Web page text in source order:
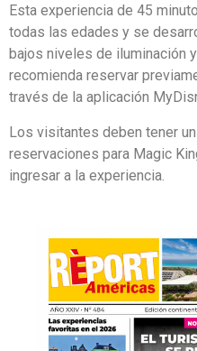
Esta experiencia de 45
todas las edades y se
bajos niveles de iluminación
recomienda reservar
través de la aplicación
Los visitantes deben tener
reservaciones para Magic
ingresar a la experiencia.